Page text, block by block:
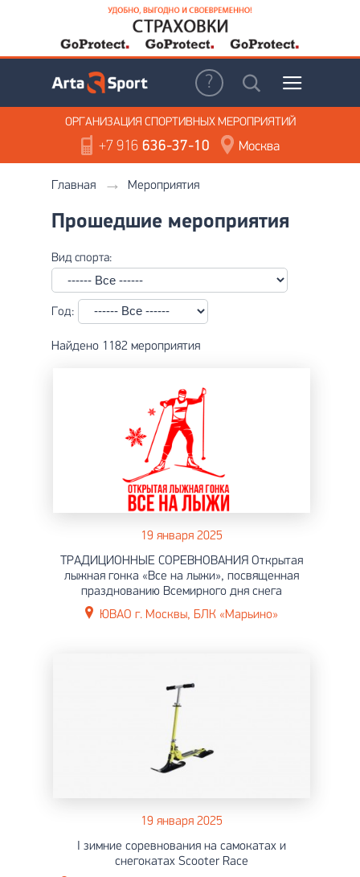
ОРГАНИЗАЦИЯ СПОРТИВНЫХ МЕРОПРИЯТИЙ
+7 916636-37-10 Москва
Главная Мероприятия
Прошедшие мероприятия
Вид спорта:
Год:
Найдено 1182 мероприятия
19 января 2025
ТРАДИЦИОННЫЕ СОРЕВНОВАНИЯ Открытая
лыжная гонка «Все на лыжи», посвященная
празднованию Всемирного дня снега
ЮВАО г. Москвы, БЛК «Марьино»
19 января 2025
I зимние соревнования на самокатах и
снегокатах Scooter Race